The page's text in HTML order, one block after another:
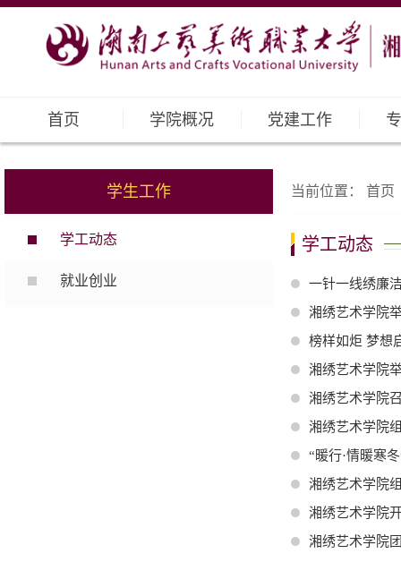
首页 学院概况 党建工作
学生工作
学工动态
就业创业
当前位置： 首页
学工动态
一针一线绣廉
湘绣艺术学院
榜样如炬 梦想
湘绣艺术学院
湘绣艺术学院
湘绣艺术学院
“暖行·情暖寒
湘绣艺术学院
湘绣艺术学院
湘绣艺术学院